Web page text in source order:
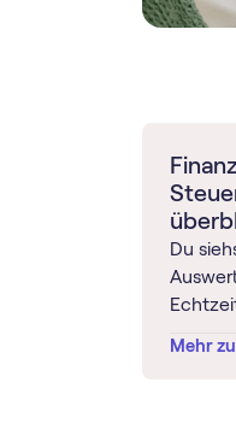
Du
Mehr